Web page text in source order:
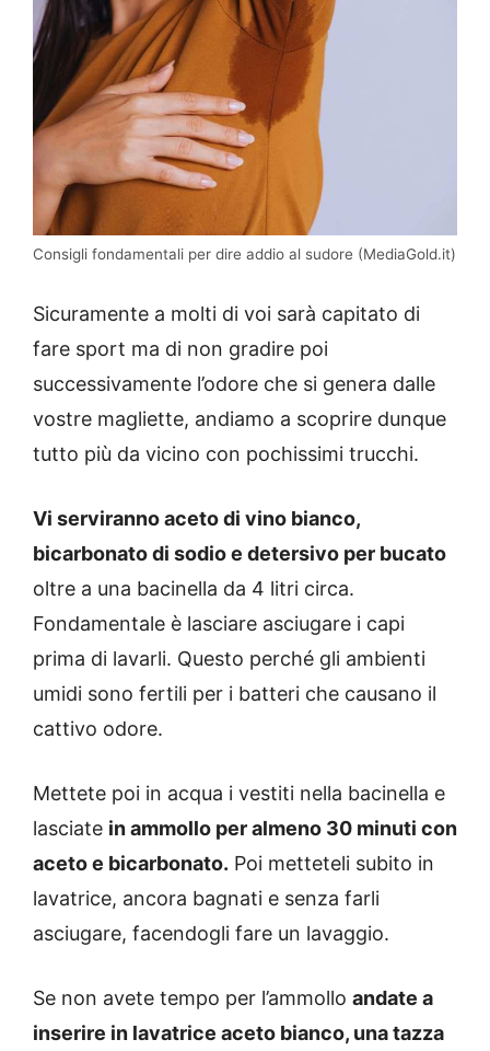
Consigli fondamentali per dire addio al sudore (MediaGold.it)
Sicuramente a molti di voi sarà capitato di
fare sport ma di non gradire poi
successivamente l’odore che si genera dalle
vostre magliette, andiamo a scoprire dunque
tutto più da vicino con pochissimi trucchi.
Vi serviranno aceto di vino bianco,
bicarbonato di sodio e detersivo per bucato
oltre a una bacinella da 4 litri circa.
Fondamentale è lasciare asciugare i capi
prima di lavarli. Questo perché gli ambienti
umidi sono fertili per i batteri che causano il
cattivo odore.
Mettete poi in acqua i vestiti nella bacinella e
lasciate in ammollo per almeno 30 minuti con
aceto e bicarbonato. Poi metteteli subito in
lavatrice, ancora bagnati e senza farli
asciugare, facendogli fare un lavaggio.
Se non avete tempo per l’ammollo andate a
inserire in lavatrice aceto bianco, una tazza